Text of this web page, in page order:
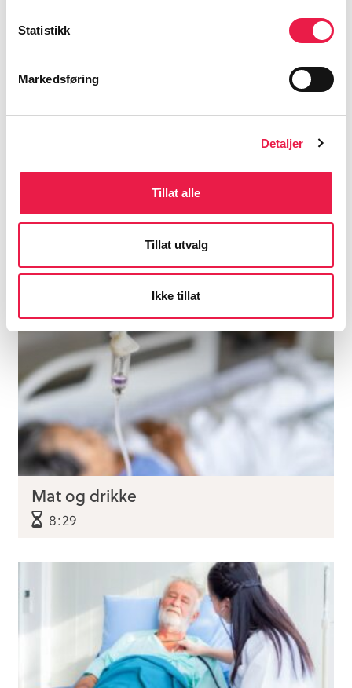
Statistikk
Markedsføring
Detaljer
Tillat alle
Tillat utvalg
Ikke tillat
Forstoppelse og kvalme
8:36
Mat og drikke
8:29